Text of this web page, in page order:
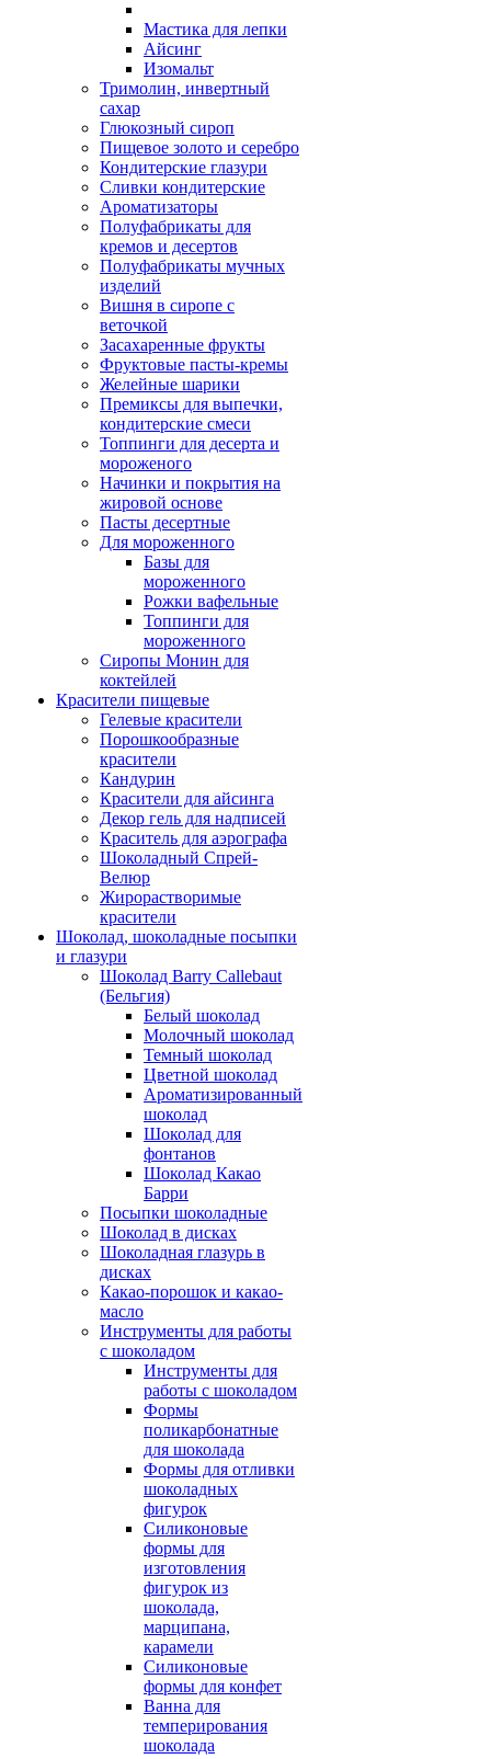
Мастика для лепки
Айсинг
Изомальт
Тримолин, инвертный
сахар
Глюкозный сироп
Пищевое золото и серебро
Кондитерские глазури
Сливки кондитерские
Ароматизаторы
Полуфабрикаты для
кремов и десертов
Полуфабрикаты мучных
изделий
Вишня в сиропе с
веточкой
Засахаренные фрукты
Фруктовые пасты-кремы
Желейные шарики
Премиксы для выпечки,
кондитерские смеси
Топпинги для десерта и
мороженого
Начинки и покрытия на
жировой основе
Пасты десертные
Для мороженного
Базы для
мороженного
Рожки вафельные
Топпинги для
мороженного
Сиропы Монин для
коктейлей
Красители пищевые
Гелевые красители
Порошкообразные
красители
Кандурин
Красители для айсинга
Декор гель для надписей
Краситель для аэрографа
Шоколадный Спрей-
Велюр
Жирорастворимые
красители
Шоколад, шоколадные посыпки
и глазури
Шоколад Barry Callebaut
(Бельгия)
Белый шоколад
Молочный шоколад
Темный шоколад
Цветной шоколад
Ароматизированный
шоколад
Шоколад для
фонтанов
Шоколад Какао
Барри
Посыпки шоколадные
Шоколад в дисках
Шоколадная глазурь в
дисках
Какао-порошок и какао-
масло
Инструменты для работы
с шоколадом
Инструменты для
работы с шоколадом
Формы
поликарбонатные
для шоколада
Формы для отливки
шоколадных
фигурок
Силиконовые
формы для
изготовления
фигурок из
шоколада,
марципана,
карамели
Силиконовые
формы для конфет
Ванна для
темперирования
шоколада